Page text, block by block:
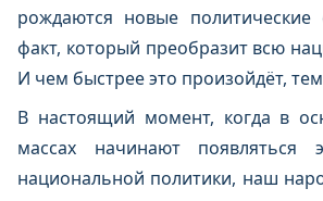
рождаются новые политические
факт, который преобразит всю
И чем быстрее это произойдёт,
В настоящий момент, когда в
массах начинают появляться
национальной политики, наш